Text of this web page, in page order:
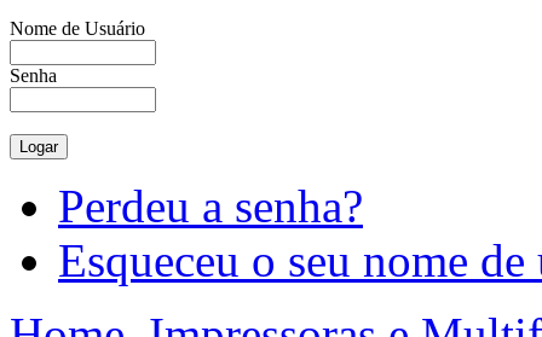
Nome de Usuário
Senha
Perdeu a senha?
Esqueceu o seu nome de